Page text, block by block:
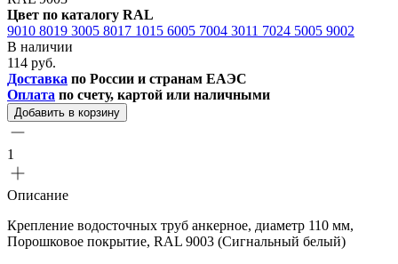
Цвет по каталогу RAL
9010 8019 3005 8017 1015 6005 7004 3011 7024 5005 9002
В наличии
114 руб.
Доставка по России и странам ЕАЭС
Оплата по счету, картой или наличными
Добавить в корзину
1
Описание
Крепление водосточных труб анкерное, диаметр 110 мм,
Порошковое покрытие, RAL 9003 (Сигнальный белый)